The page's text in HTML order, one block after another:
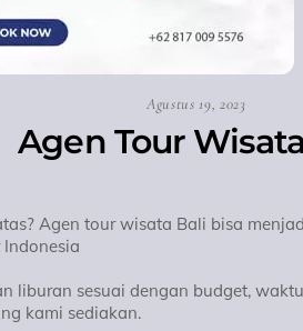
Agustus 19, 2023
Agen Tour
Agen tour wisata Bali bisa
Indonesia
liburan sesuai dengan budget,
kami sediakan.